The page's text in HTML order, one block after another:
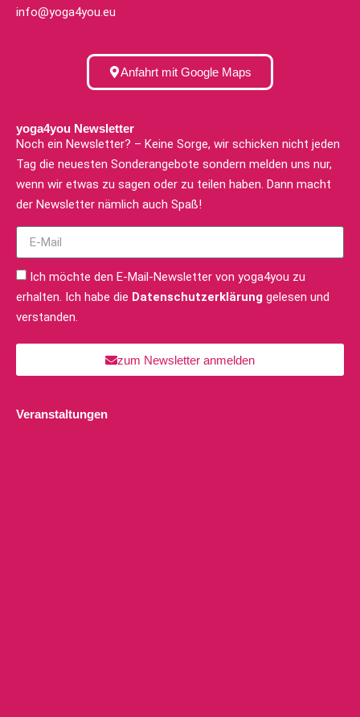
info@yoga4you.eu
Anfahrt mit Google Maps
yoga4you Newsletter
Noch ein Newsletter? – Keine Sorge, wir schicken nicht jeden
Tag die neuesten Sonderangebote sondern melden uns nur,
wenn wir etwas zu sagen oder zu teilen haben. Dann macht
der Newsletter nämlich auch Spaß!
Ich möchte den E-Mail-Newsletter von yoga4you zu
erhalten. Ich habe die Datenschutzerklärung gelesen und
verstanden.
zum Newsletter anmelden
Veranstaltungen